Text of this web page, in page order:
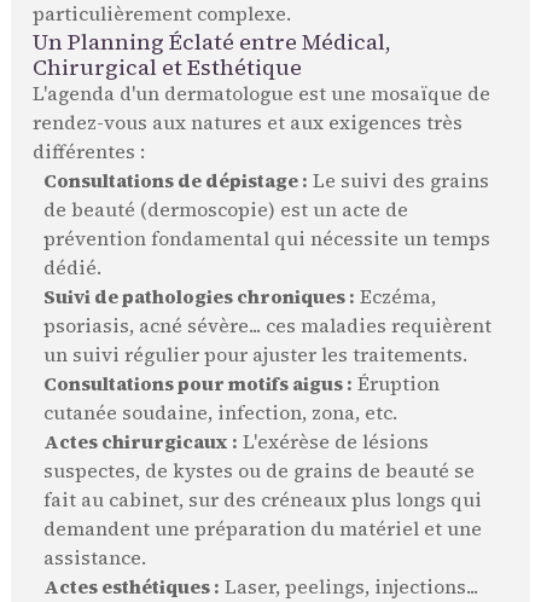
particulièrement complexe.
Un Planning Éclaté entre Médical,
Chirurgical et Esthétique
L'agenda d'un dermatologue est une mosaïque de
rendez-vous aux natures et aux exigences très
différentes :
Consultations de dépistage : Le suivi des grains
de beauté (dermoscopie) est un acte de
prévention fondamental qui nécessite un temps
dédié.
Suivi de pathologies chroniques : Eczéma,
psoriasis, acné sévère... ces maladies requièrent
un suivi régulier pour ajuster les traitements.
Consultations pour motifs aigus : Éruption
cutanée soudaine, infection, zona, etc.
Actes chirurgicaux : L'exérèse de lésions
suspectes, de kystes ou de grains de beauté se
fait au cabinet, sur des créneaux plus longs qui
demandent une préparation du matériel et une
assistance.
Actes esthétiques : Laser, peelings, injections...